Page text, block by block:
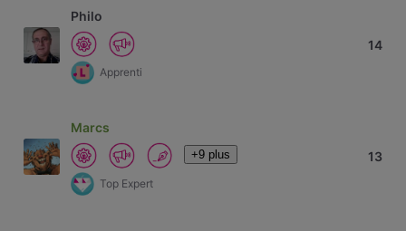
Philo
Apprenti
14
Marcs
+9 plus
Top Expert
13